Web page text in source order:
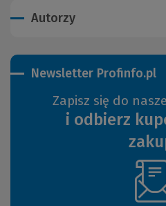
Autorzy
Newsletter Profinfo.pl
Zapisz się do
i odbierz